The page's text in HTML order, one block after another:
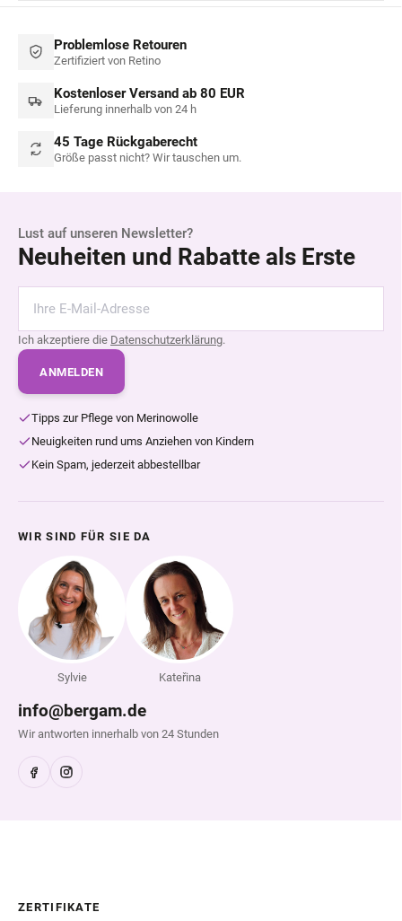
Problemlose Retouren
Zertifiziert von Retino
Kostenloser Versand ab 80 EUR
Lieferung innerhalb von 24 h
45 Tage Rückgaberecht
Größe passt nicht? Wir tauschen um.
Lust auf unseren Newsletter?
Neuheiten und Rabatte als Erste
Ich akzeptiere die Datenschutzerklärung.
ANMELDEN
Tipps zur Pflege von Merinowolle
Neuigkeiten rund ums Anziehen von Kindern
Kein Spam, jederzeit abbestellbar
WIR SIND FÜR SIE DA
Sylvie Kateřina
info@bergam.de
Wir antworten innerhalb von 24 Stunden
ZERTIFIKATE